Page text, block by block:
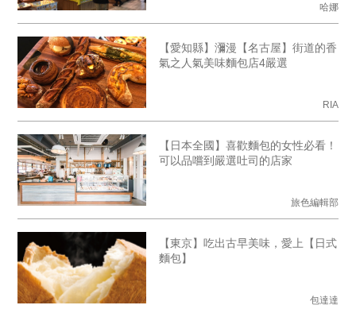
哈娜
【愛知縣】瀰漫【名古屋】街道的香
氣之人氣美味麵包店4嚴選
RIA
【日本全國】喜歡麵包的女性必看！
可以品嚐到嚴選吐司的店家
旅色編輯部
【東京】吃出古早美味，愛上【日式
麵包】
包達達